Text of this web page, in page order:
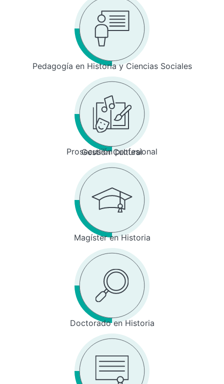
Pedagogía en Historia y Ciencias Sociales
Prosecusión profesional
Gestión Cultural
Magíster en Historia
Doctorado en Historia